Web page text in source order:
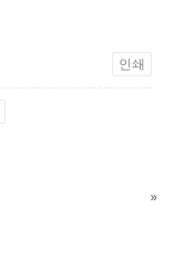
인쇄
»